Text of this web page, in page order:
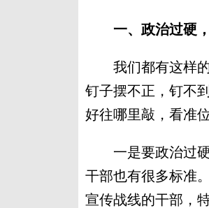
一、政治过硬
我们都有这样的
钉子摆不正，钉不
好往哪里敲，看准
一是要政治过硬
干部也有很多标准
宣传战线的干部，